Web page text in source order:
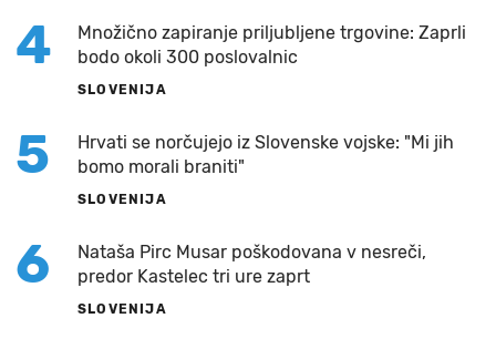
4
Množično zapiranje priljubljene trgovine: Zaprli
bodo okoli 300 poslovalnic
SLOVENIJA
5
Hrvati se norčujejo iz Slovenske vojske: "Mi jih
bomo morali braniti"
SLOVENIJA
6
Nataša Pirc Musar poškodovana v nesreči,
predor Kastelec tri ure zaprt
SLOVENIJA